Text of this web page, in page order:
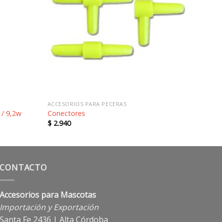
9,2w
a la
lista de
deseos
ACCESORIOS PARA PECERAS
Conectores
$2.940
CONTACTO
Accesorios para Mascotas
Importación y Exportación
Santa Fe 2436 | Alta Córdoba